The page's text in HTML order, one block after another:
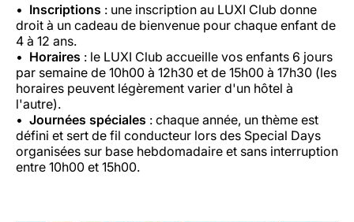
Inscriptions : une inscription au LUXI Club donne
droit à un cadeau de bienvenue pour chaque enfant de
4 à 12 ans.
Horaires : le LUXI Club accueille vos enfants 6 jours
par semaine de 10h00 à 12h30 et de 15h00 à 17h30 (les
horaires peuvent légèrement varier d'un hôtel à
l'autre).
Journées spéciales : chaque année, un thème est
défini et sert de fil conducteur lors des Special Days
organisées sur base hebdomadaire et sans interruption
entre 10h00 et 15h00.